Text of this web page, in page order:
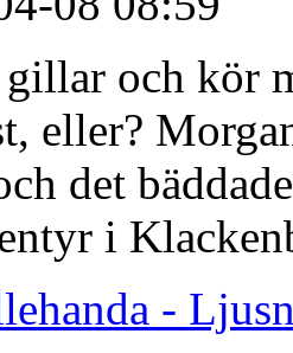
och kör
eller?
det
i
-